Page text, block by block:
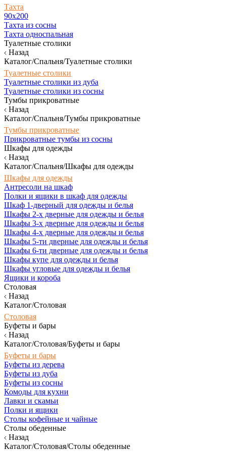
Тахта
90х200
Тахта из сосны
Тахта односпальная
Туалетные столики
Назад
Каталог/Спальня/Туалетные столики
Туалетные столики
Туалетные столики из дуба
Туалетные столики из сосны
Тумбы прикроватные
Назад
Каталог/Спальня/Тумбы прикроватные
Тумбы прикроватные
Прикроватные тумбы из сосны
Шкафы для одежды
Назад
Каталог/Спальня/Шкафы для одежды
Шкафы для одежды
Антресоли на шкаф
Полки и ящики в шкаф для одежды
Шкаф 1-дверный для одежды и белья
Шкафы 2-х дверные для одежды и белья
Шкафы 3-х дверные для одежды и белья
Шкафы 4-х дверные для одежды и белья
Шкафы 5-ти дверные для одежды и белья
Шкафы 6-ти дверные для одежды и белья
Шкафы купе для одежды и белья
Шкафы угловые для одежды и белья
Ящики и короба
Столовая
Назад
Каталог/Столовая
Столовая
Буфеты и бары
Назад
Каталог/Столовая/Буфеты и бары
Буфеты и бары
Буфеты из дерева
Буфеты из дуба
Буфеты из сосны
Комоды для кухни
Лавки и скамьи
Полки и ящики
Столы кофейные и чайные
Столы обеденные
Назад
Каталог/Столовая/Столы обеденные